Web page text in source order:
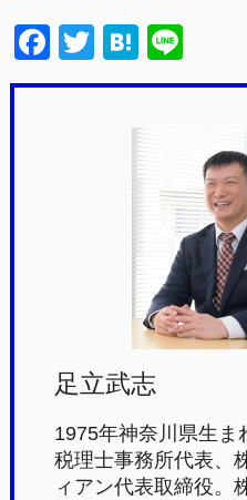
F
a
T
wi
H
at
n
a
n
足立武志
1975年神奈川県生ま
税理士事務所代表、
ィアン代表取締役。